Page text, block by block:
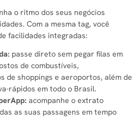
o ritmo dos seus negócios
Com a mesma tag, você
facilidades integradas:
passe direto sem pegar filas em
de combustíveis,
de shoppings e aeroportos, além de
rápidos em todo o Brasil.
acompanhe o extrato
as suas passagens em tempo